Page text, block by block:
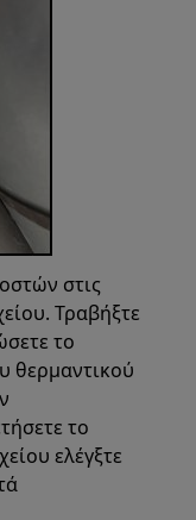
στις
Τραβήξτε
το
θερμαντικού
το
ελέγξτε